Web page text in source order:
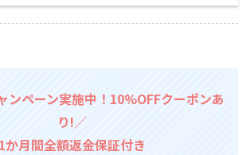
ンペーン実施中！10%OFFクーポンあ
り!／
1か月間全額返金保証付き